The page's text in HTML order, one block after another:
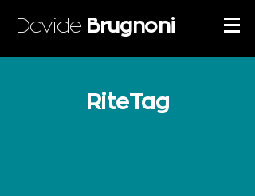
Davide Brugnoni
RiteTag